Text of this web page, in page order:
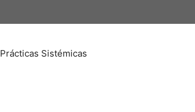
Prácticas Sistémicas